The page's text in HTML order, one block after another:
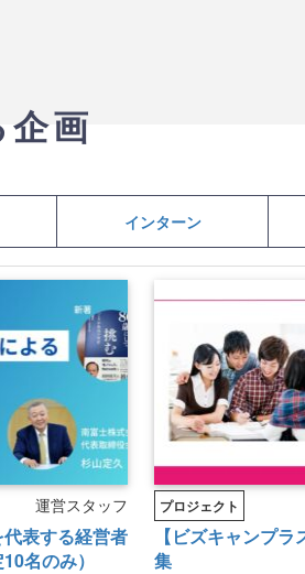
画
インターン
運営スタッフ
代表する経営者
名のみ）
プロジェクト
【ビズキャンプ
集